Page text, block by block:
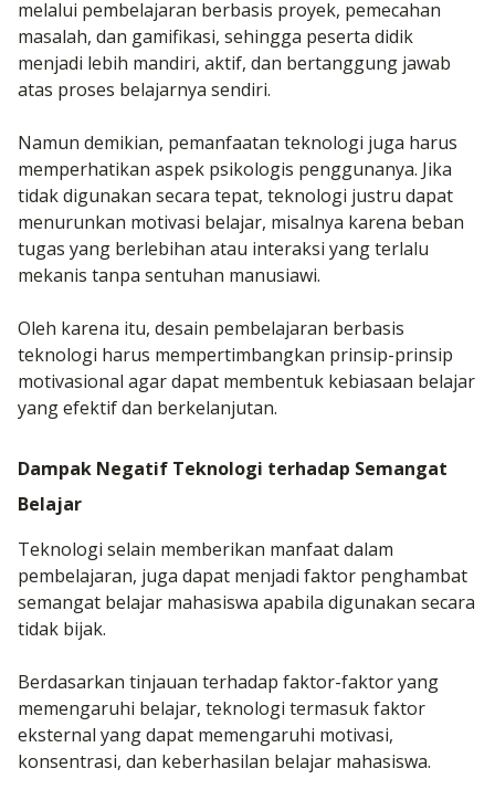
melalui pembelajaran berbasis proyek, pemecahan
masalah, dan gamifikasi, sehingga peserta didik
menjadi lebih mandiri, aktif, dan bertanggung jawab
atas proses belajarnya sendiri.
Namun demikian, pemanfaatan teknologi juga harus
memperhatikan aspek psikologis penggunanya. Jika
tidak digunakan secara tepat, teknologi justru dapat
menurunkan motivasi belajar, misalnya karena beban
tugas yang berlebihan atau interaksi yang terlalu
mekanis tanpa sentuhan manusiawi.
Oleh karena itu, desain pembelajaran berbasis
teknologi harus mempertimbangkan prinsip-prinsip
motivasional agar dapat membentuk kebiasaan belajar
yang efektif dan berkelanjutan.
Dampak Negatif Teknologi terhadap Semangat
Belajar
Teknologi selain memberikan manfaat dalam
pembelajaran, juga dapat menjadi faktor penghambat
semangat belajar mahasiswa apabila digunakan secara
tidak bijak.
Berdasarkan tinjauan terhadap faktor-faktor yang
memengaruhi belajar, teknologi termasuk faktor
eksternal yang dapat memengaruhi motivasi,
konsentrasi, dan keberhasilan belajar mahasiswa.